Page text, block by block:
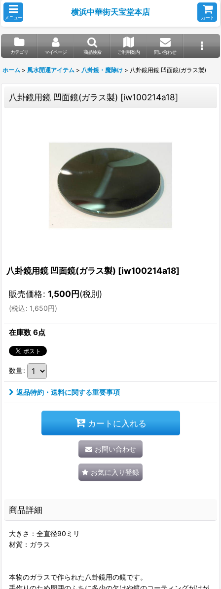
メニュー
横浜中華街天宝堂本店
カート
カテゴリ マイページ 商品検索 ご利用案内 問い合わせ
ホーム > 風水開運アイテム > 八卦鏡・魔除け > 八卦鏡用鏡 凹面鏡(ガラス製)
八卦鏡用鏡 凹面鏡(ガラス製) [iw100214a18]
八卦鏡用鏡 凹面鏡(ガラス製) [iw100214a18]
販売価格: 1,500円(税別)
(税込: 1,650円)
在庫数 6点
数量:
返品特約・送料に関する重要事項
カートに入れる
お問い合わせ
お気に入り登録
商品詳細
大きさ：全直径90ミリ
材質：ガラス
本物のガラスで作られた八卦鏡用の鏡です。